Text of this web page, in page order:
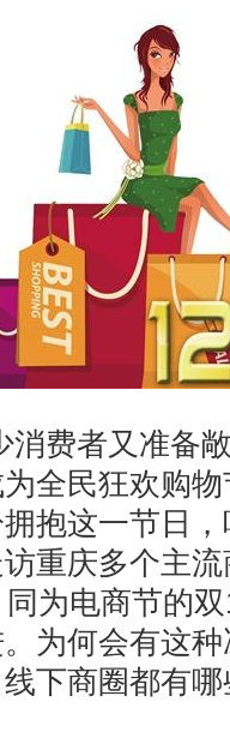
消费者又准备
全民狂欢购
抱这一节日
重庆多个主
为电商节的
为何会有这
下商圈都有